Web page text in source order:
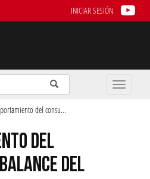
INICIAR SESIÓN
Enviar
Buscar
Toggle
del consu...
DEL
DEL